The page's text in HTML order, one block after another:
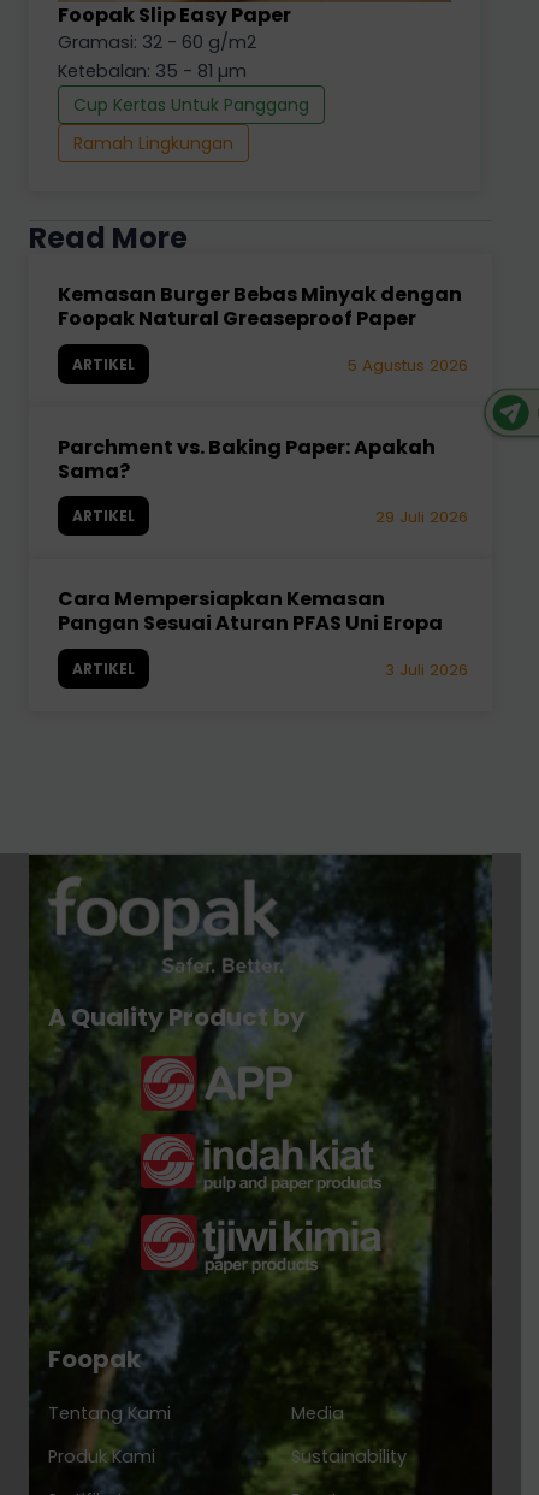
Foopak Slip Easy Paper
Gramasi: 32 - 60 g/m2
Ketebalan: 35 - 81 µm
Cup Kertas Untuk Panggang
Ramah Lingkungan
Read More
Kemasan Burger Bebas Minyak dengan
Foopak Natural Greaseproof Paper
ARTIKEL 5 Agustus 2026
Parchment vs. Baking Paper: Apakah
Sama?
ARTIKEL 29 Juli 2026
Cara Mempersiapkan Kemasan
Pangan Sesuai Aturan PFAS Uni Eropa
ARTIKEL 3 Juli 2026
A Quality Product by
Foopak
Tentang Kami
Produk Kami
Media
Sustainability